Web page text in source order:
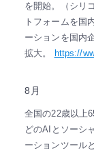
を開始。（シリ
トフォームを国
ーションを国内
拡大。
https://
8月
全国の22歳以上
どのAIとソーシ
ーションツール